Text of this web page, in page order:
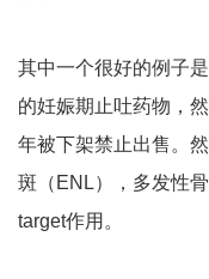
其中一个很好的例子
的妊娠期止吐药物，
年被下架禁止出售。
斑（ENL），多发性
target作用。